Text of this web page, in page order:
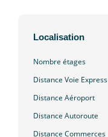
Localisation
Nombre étages
Distance Voie Express
Distance Aéroport
Distance Autoroute
Distance Commerces